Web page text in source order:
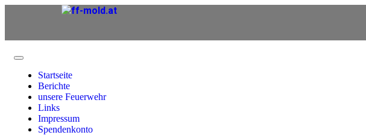
Startseite
Berichte
unsere Feuerwehr
Links
Impressum
Spendenkonto